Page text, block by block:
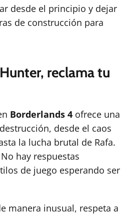
desde el principio y dejar
de construcción para
reclama tu
Borderlands 4 ofrece una
desde el caos
la lucha brutal de Rafa.
hay respuestas
de juego esperando ser
manera inusual, respeta a